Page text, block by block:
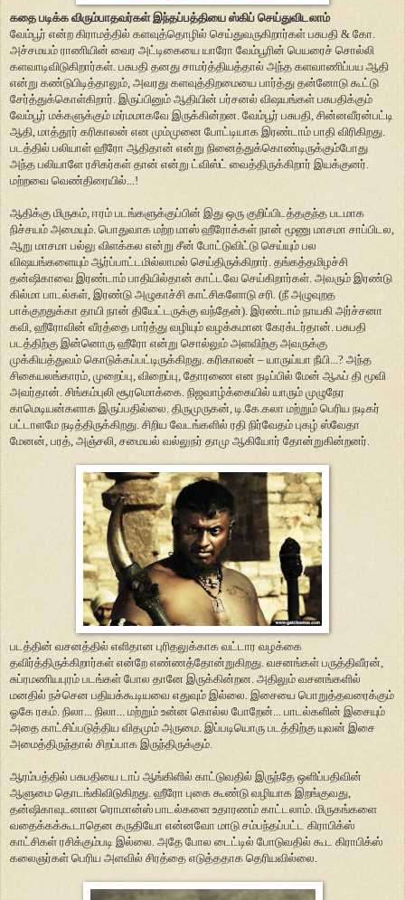
கதை படிக்க விரும்பாதவர்கள் இந்தப்பத்தியை ஸ்கிப் செய்துவிடலாம்
வேம்பூர் என்ற கிராமத்தில் களவுத்தொழில் செய்துவருகிறார்கள் பசுபதி & கோ.
அச்சமயம் ராணியின் வைர அட்டிகையை யாரோ வேம்பூரின் பெயரைச் சொல்லி
களவாடிவிடுகிறார்கள். பசுபதி தனது சாமர்த்தியத்தால் அந்த களவாணிப்பய ஆதி
என்று கண்டுபிடித்தாலும், அவரது களவுத்திறமையை பார்த்து தன்னோடு கூட்டு
சேர்த்துக்கொள்கிறார். இருப்பினும் ஆதியின் பர்சனல் விஷயங்கள் பசுபதிக்கும்
வேம்பூர் மக்களுக்கும் மர்மமாகவே இருக்கின்றன. வேம்பூர் பசுபதி, சின்னவீரன்பட்டி
ஆதி, மாத்தூர் கரிகாலன் என மும்முனை போட்டியாக இரண்டாம் பாதி விரிகிறது.
படத்தில் பலியாள் ஹீரோ ஆதிதான் என்று நினைத்துக்கொண்டிருக்கும்போது
அந்த பலியாளே ரசிகர்கள் தான் என்று ட்விஸ்ட் வைத்திருக்கிறார் இயக்குனர்.
மற்றவை வெண்திரையில்...!
ஆதிக்கு மிருகம், ஈரம் படங்களுக்குப்பின் இது ஒரு குறிப்பிடத்தகுந்த படமாக
நிச்சயம் அமையும். பொதுவாக மற்ற மாஸ் ஹீரோக்கள் நான் மூணு மாசமா சாப்பிடல,
ஆறு மாசமா பல்லு விளக்கல என்று சீன் போட்டுவிட்டு செய்யும் பல
விஷயங்களையும் ஆர்ப்பாட்டமில்லாமல் செய்திருக்கிறார். தங்கத்தமிழச்சி
தன்ஷிகாவை இரண்டாம் பாதியில்தான் காட்டவே செய்கிறார்கள். அவரும் இரண்டு
கில்மா பாடல்கள், இரண்டு அழுகாச்சி காட்சிகளோடு சரி. (நீ அழுவுறத
பாக்குறதுக்கா தாயி நான் தியேட்டருக்கு வந்தேன்). இரண்டாம் நாயகி அர்ச்சனா
கவி, ஹீரோவின் வீரத்தை பார்த்து வழியும் வழக்கமான கேரக்டர்தான். பசுபதி
படத்திற்கு இன்னொரு ஹீரோ என்று சொல்லும் அளவிற்கு அவருக்கு
முக்கியத்துவம் கொடுக்கப்பட்டிருக்கிறது. கரிகாலன் – யாருய்யா நீயி...? அந்த
சிகையலங்காரம், முறைப்பு, விறைப்பு, தோரணை என நடிப்பில் மேன் ஆஃப் தி மூவி
அவர்தான். சிங்கம்புலி சூரமொக்கை. நிஜவாழ்க்கையில் யாரும் முழுநேர
காமெடியன்களாக இருப்பதில்லை. திருமுருகன், டி.கே.கலா மற்றும் பெரிய நடிகர்
பட்டாளமே நடித்திருக்கிறது. சிறிய வேடங்களில் ரதி நிர்வேதம் புகழ் ஸ்வேதா
மேனன், பரத், அஞ்சலி, சமையல் வல்லுநர் தாமு ஆகியோர் தோன்றுகின்றனர்.
படத்தின் வசனத்தில் எளிதான புரிதலுக்காக வட்டார வழக்கை
தவிர்த்திருக்கிறார்கள் என்றே எண்ணத்தோன்றுகிறது. வசனங்கள் பருத்திவீரன்,
சுப்ரமணியபுரம் படங்கள் போல தானே இருக்கின்றன. அதிலும் வசனங்களில்
மனதில் நச்சென பதியக்கூடியவை எதுவும் இல்லை. இசையை பொறுத்தவரைக்கும்
ஓகே ரகம். நிலா... நிலா... மற்றும் உன்ன கொல்ல போறேன்... பாடல்களின் இசையும்
அதை காட்சிப்படுத்திய விதமும் அருமை. இப்படியொரு படத்திற்கு யுவன் இசை
அமைத்திருந்தால் சிறப்பாக இருந்திருக்கும்.
ஆரம்பத்தில் பசுபதியை டாப் ஆங்கிளில் காட்டுவதில் இருந்தே ஒளிப்பதிவின்
ஆளுமை தொடங்கிவிடுகிறது. ஹீரோ புகை கூண்டு வழியாக இறங்குவது,
தன்ஷிகாவுடனான ரொமான்ஸ் பாடல்களை உதாரணம் காட்டலாம். மிருகங்களை
வதைக்கக்கூடாதென கருதியோ என்னவோ மாடு சம்பந்தப்பட்ட கிராபிக்ஸ்
காட்சிகள் ரசிக்கும்படி இல்லை. அதே போல டைட்டில் போடுவதில் கூட கிராபிக்ஸ்
கலைஞர்கள் பெரிய அளவில் சிரத்தை எடுத்ததாக தெரியவில்லை.